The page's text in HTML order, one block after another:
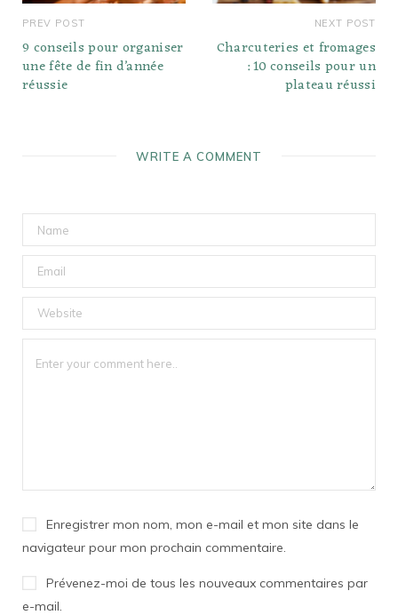
PREV POST
9 conseils pour organiser
une fête de fin d’année
réussie
NEXT POST
Charcuteries et fromages
: 10 conseils pour un
plateau réussi
WRITE A COMMENT
Enregistrer mon nom, mon e-mail et mon site dans le
navigateur pour mon prochain commentaire.
Prévenez-moi de tous les nouveaux commentaires par
e-mail.